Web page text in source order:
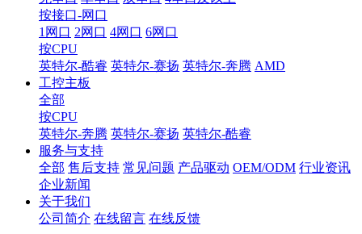
按接口-网口
1网口 2网口 4网口 6网口
按CPU
英特尔-酷睿 英特尔-赛扬 英特尔-奔腾 AMD
工控主板
全部
按CPU
英特尔-奔腾 英特尔-赛扬 英特尔-酷睿
服务与支持
全部 售后支持 常见问题 产品驱动 OEM/ODM 行业资讯
企业新闻
关于我们
公司简介 在线留言 在线反馈